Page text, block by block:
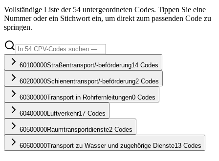
Vollständige Liste der 54 untergeordneten Codes. Tippen Sie eine
Nummer oder ein Stichwort ein, um direkt zum passenden Code zu
springen.
60100000Straßentransport/-beförderung14 Codes
60200000Schienentransport/-beförderung2 Codes
60300000Transport in Rohrfernleitungen0 Codes
60400000Luftverkehr17 Codes
60500000Raumtransportdienste2 Codes
60600000Transport zu Wasser und zugehörige Dienste13 Codes